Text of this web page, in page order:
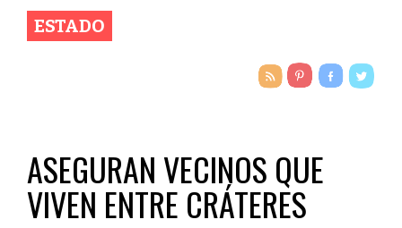
ESTADO
ASEGURAN VECINOS QUE
VIVEN ENTRE CRÁTERES